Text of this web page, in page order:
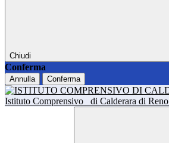
Chiudi
Conferma
Annulla Conferma
Istituto Comprensivo di Calderara di Reno